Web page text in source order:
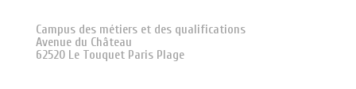
Campus des métiers et des qualifications
Avenue du Château
62520 Le Touquet Paris Plage